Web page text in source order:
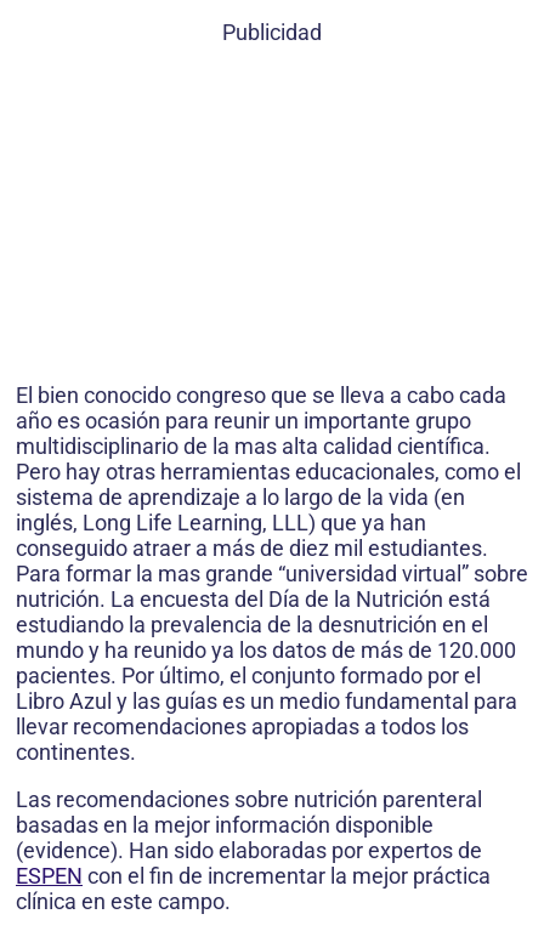
Publicidad
El bien conocido con­greso que se lleva a cabo cada
año es ocasión para reunir un importante grupo
multidisciplinario de la mas alta calidad científica.
Pero hay otras herramientas educa­cionales, como el
sistema de aprendizaje a lo largo de la vida (en
inglés, Long Life Learning, LLL) que ya han
conseguido atraer a más de diez mil estudiantes.
Para for­mar la mas grande “universidad virtual” sobre
nutrición. La encuesta del Día de la Nutrición está
estudiando la prevalencia de la desnutrición en el
mundo y ha reunido ya los datos de más de 120.000
pacientes. Por último, el conjunto formado por el
Libro Azul y las guías es un medio fundamental para
llevar recomendaciones apro­piadas a todos los
continentes.
Las recomendaciones sobre nutrición parenteral
basadas en la mejor infor­mación disponible
(evidence). Han sido elaboradas por expertos de
ESPEN con el fin de incrementar la mejor práctica
clínica en este campo.